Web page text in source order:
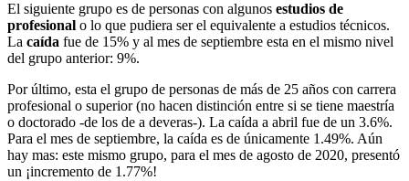
El siguiente grupo es de personas con algunos estudios de
profesional o lo que pudiera ser el equivalente a estudios técnicos.
La caída fue de 15% y al mes de septiembre esta en el mismo nivel
del grupo anterior: 9%.
Por último, esta el grupo de personas de más de 25 años con carrera
profesional o superior (no hacen distinción entre si se tiene maestría
o doctorado -de los de a deveras-). La caída a abril fue de un 3.6%.
Para el mes de septiembre, la caída es de únicamente 1.49%. Aún
hay mas: este mismo grupo, para el mes de agosto de 2020, presentó
un ¡incremento de 1.77%!